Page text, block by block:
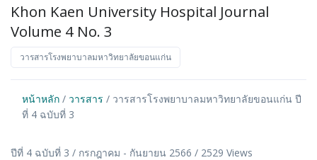
Khon Kaen University Hospital Journal
Volume 4 No. 3
วารสารโรงพยาบาลมหาวิทยาลัยขอนแก่น
หน้าหลัก / วารสาร / วารสารโรงพยาบาลมหาวิทยาลัยขอนแก่น ปี
ที่ 4 ฉบับที่ 3
ปีที่ 4 ฉบับที่ 3 / กรกฎาคม - กันยายน 2566 / 2529 Views